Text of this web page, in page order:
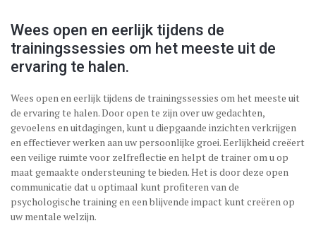
Wees open en eerlijk tijdens de
trainingssessies om het meeste uit de
ervaring te halen.
Wees open en eerlijk tijdens de trainingssessies om het meeste uit
de ervaring te halen. Door open te zijn over uw gedachten,
gevoelens en uitdagingen, kunt u diepgaande inzichten verkrijgen
en effectiever werken aan uw persoonlijke groei. Eerlijkheid creëert
een veilige ruimte voor zelfreflectie en helpt de trainer om u op
maat gemaakte ondersteuning te bieden. Het is door deze open
communicatie dat u optimaal kunt profiteren van de
psychologische training en een blijvende impact kunt creëren op
uw mentale welzijn.